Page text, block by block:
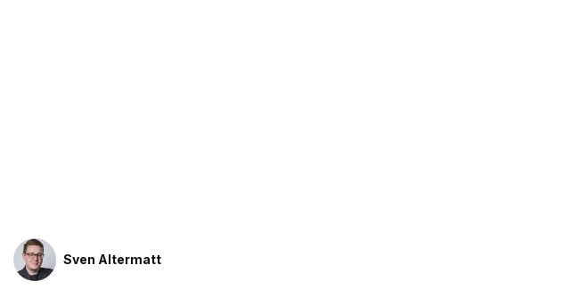
Sven Altermatt